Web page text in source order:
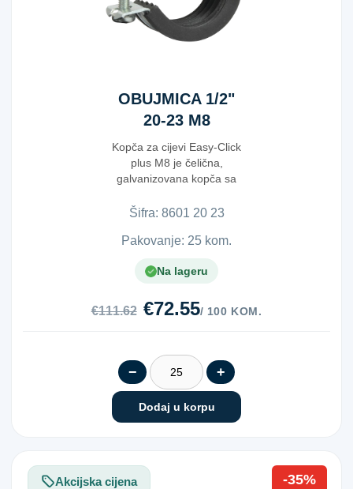
OBUJMICA 1/2"
20-23 M8
Kopča za cijevi Easy-Click
plus M8 je čelična,
galvanizovana kopča sa
Šifra: 8​6​0​1​ ​2​0​ ​2​3​
Pakovanje: 25 kom.
Na lageru
€111.62 €72.55/ 100 KOM.
− +
Dodaj u korpu
Akcijska cijena -35%